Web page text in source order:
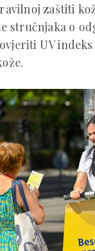
zaštiti
stručnjaka o
UV